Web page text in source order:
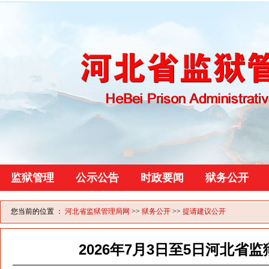
监狱管理 公示公告 时政要闻 狱务公开
您当前的位置 ： 河北省监狱管理局网 >> 狱务公开 >> 提请建议公开
2026年7月3日至5日河北省